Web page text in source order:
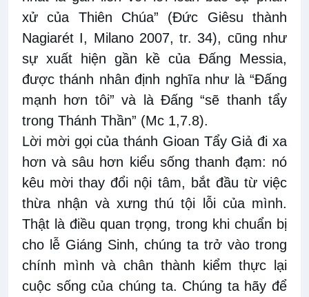
xử của Thiên Chúa” (Đức Giêsu thành
Nagiarét I, Milano 2007, tr. 34), cũng như
sự xuất hiện gần kề của Đấng Messia,
được thánh nhân định nghĩa như là “Đấng
mạnh hơn tôi” và là Đấng “sẽ thanh tẩy
trong Thánh Thần” (Mc 1,7.8).
Lời mời gọi của thánh Gioan Tẩy Giả đi xa
hơn và sâu hơn kiểu sống thanh đạm: nó
kêu mời thay đổi nội tâm, bắt đầu từ việc
thừa nhận và xưng thú tội lỗi của mình.
Thật là điều quan trọng, trong khi chuẩn bị
cho lễ Giáng Sinh, chúng ta trở vào trong
chính mình và chân thành kiểm thực lại
cuộc sống của chúng ta. Chúng ta hãy để